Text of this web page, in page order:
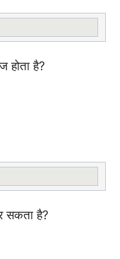
होता है?
सकता है?